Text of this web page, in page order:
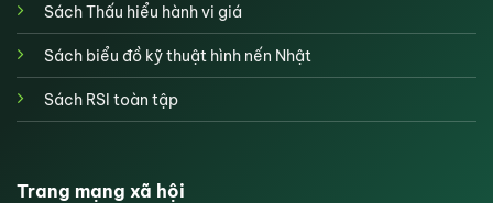
Sách Thấu hiểu hành vi giá
Sách biểu đồ kỹ thuật hình nến Nhật
Sách RSI toàn tập
Trang mạng xã hội